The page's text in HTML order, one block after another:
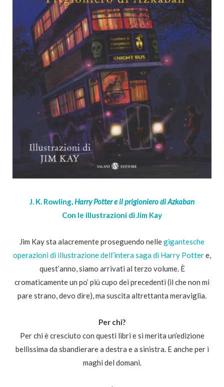
J. K. Rowling, Harry Potter e il prigioniero di Azkaban
Con le illustrazioni di Jim Kay
Jim Kay sta alacremente proseguendo nellegigantesche
operazioni di illustrazione dell’intera saga di Harry Pottere,
quest’anno, siamo arrivati al terzo volume. È
cromaticamente un po’ più cupo dei precedenti (il che non mi
pare strano, devo dire), ma suscita altrettanta meraviglia.
Per chi?
Per chi è cresciuto con questi libri e si merita un’edizione
bellissima da sbandierare a destra e a sinistra. E anche per i
maghi del domani.